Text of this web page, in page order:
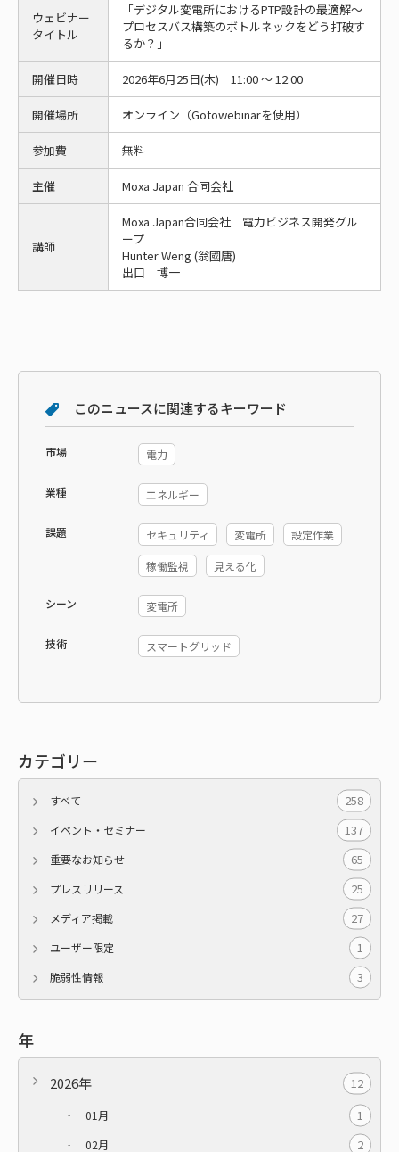
ウェビナー
タイトル
「デジタル変電所におけるPTP設計の最適解～
プロセスバス構築のボトルネックをどう打破す
るか？」
開催日時 2026年6月25日(木) 11:00 ～ 12:00
開催場所 オンライン（Gotowebinarを使用）
参加費 無料
主催 Moxa Japan 合同会社
講師
Moxa Japan合同会社 電力ビジネス開発グル
ープ
Hunter Weng (翁國唐)
出口 博一
このニュースに関連するキーワード
市場 電力
業種 エネルギー
課題 セキュリティ 変電所 設定作業
稼働監視 見える化
シーン 変電所
技術 スマートグリッド
カテゴリー
すべて 258
イベント・セミナー 137
重要なお知らせ 65
プレスリリース 25
メディア掲載 27
ユーザー限定 1
脆弱性情報 3
年
2026年 12
01月 1
02月 2